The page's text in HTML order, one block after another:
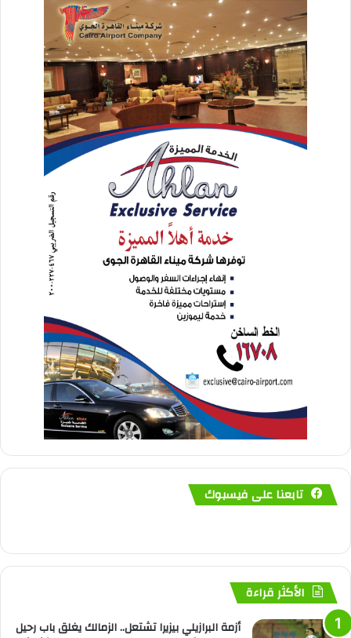
تابعنا على فيسبوك
الأكثر قراءة
أزمة البرازيلي بيزيرا تشتعل.. الزمالك يغلق باب رحيل